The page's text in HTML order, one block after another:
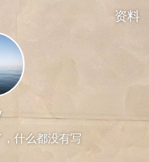
资料
什么都没有写